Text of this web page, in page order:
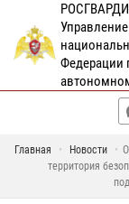
Федерации
Главная Новости
территория